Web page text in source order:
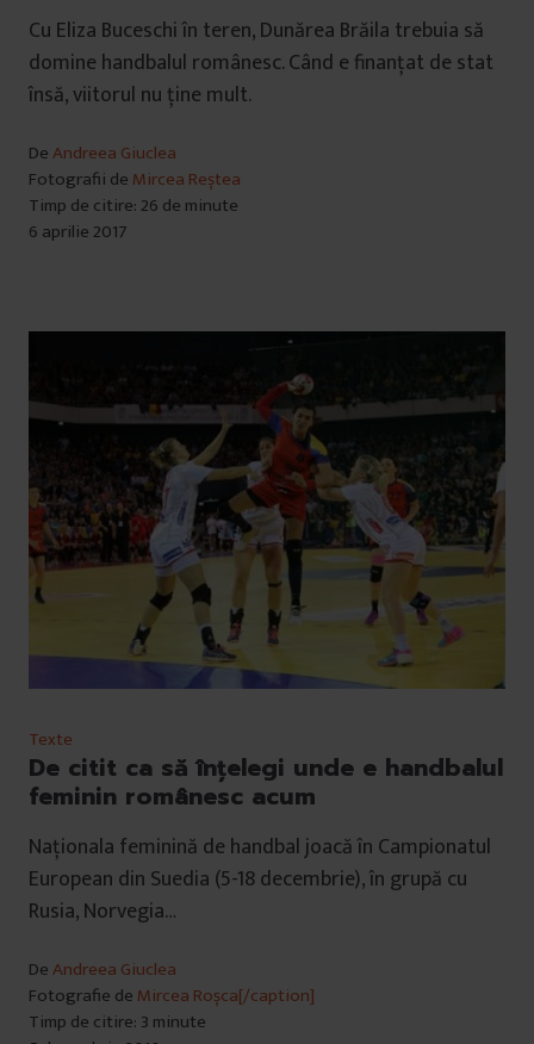
Cu Eliza Buceschi în teren, Dunărea Brăila trebuia să
domine handbalul românesc. Când e finanțat de stat
însă, viitorul nu ține mult.
DeAndreea Giuclea
Fotografii de Mircea Reștea
Timp de citire: 26 de minute
6 aprilie 2017
Texte
De citit ca să înțelegi unde e handbalul
feminin românesc acum
Naționala feminină de handbal joacă în Campionatul
European din Suedia (5-18 decembrie), în grupă cu
Rusia, Norvegia…
DeAndreea Giuclea
Fotografie de Mircea Roșca[/caption]
Timp de citire: 3 minute